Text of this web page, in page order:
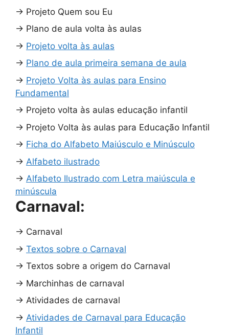
→ Projeto Quem sou Eu
→ Plano de aula volta às aulas
→ Projeto volta às aulas
→ Plano de aula primeira semana de aula
→ Projeto Volta às aulas para Ensino
Fundamental
→ Projeto volta às aulas educação infantil
→ Projeto Volta às aulas para Educação Infantil
→ Ficha do Alfabeto Maiúsculo e Minúsculo
→ Alfabeto ilustrado
→ Alfabeto Ilustrado com Letra maiúscula e
minúscula
Carnaval:
→ Carnaval
→ Textos sobre o Carnaval
→ Textos sobre a origem do Carnaval
→ Marchinhas de carnaval
→ Atividades de carnaval
→ Atividades de Carnaval para Educação
Infantil